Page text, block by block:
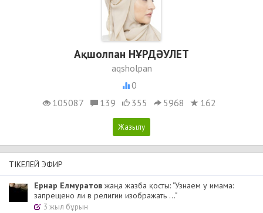
Ақшолпан НҰРДӘУЛЕТ
aqsholpan
0
105087
139 355 5968 162
ТІКЕЛЕЙ ЭФИР
Ернар Елмуратов жаңа жазба қосты: "Узнаем у имама:
запрещено ли в религии изображать ..."
3 жыл бұрын